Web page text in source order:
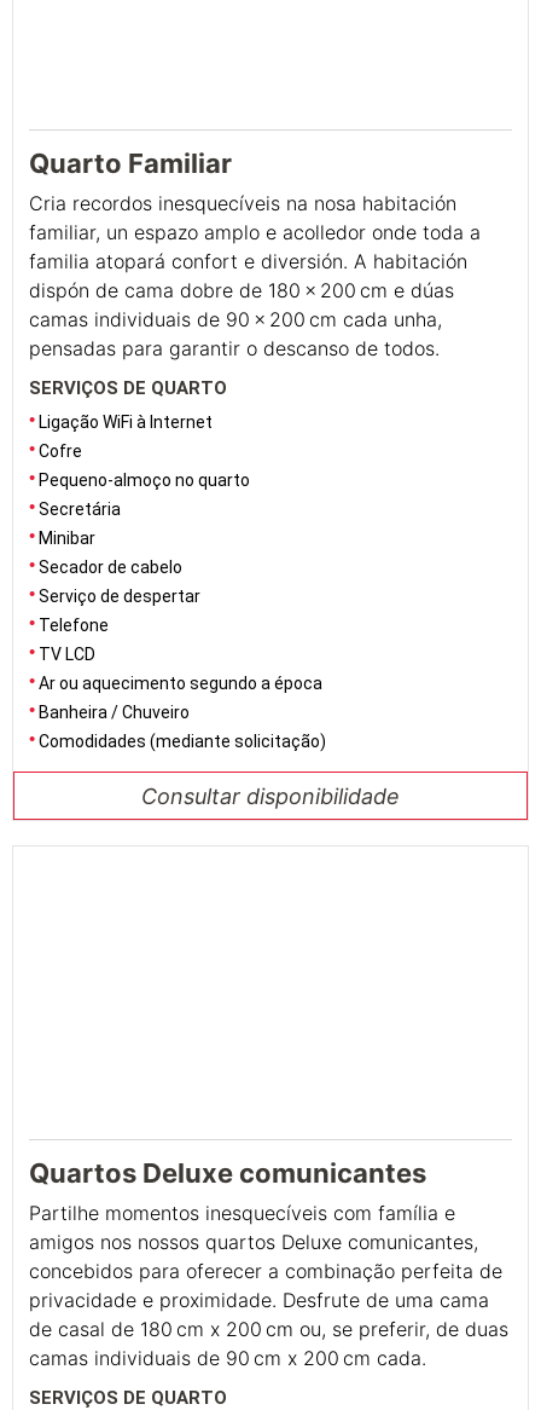
Quarto Familiar
Cria recordos inesquecíveis na nosa habitación
familiar, un espazo amplo e acolledor onde toda a
familia atopará confort e diversión. A habitación
dispón de cama dobre de 180 x 200 cm e dúas
camas individuais de 90 x 200 cm cada unha,
pensadas para garantir o descanso de todos.
SERVIÇOS DE QUARTO
Ligação WiFi à Internet
Cofre
Pequeno-almoço no quarto
Secretária
Minibar
Secador de cabelo
Serviço de despertar
Telefone
TV LCD
Ar ou aquecimento segundo a época
Banheira / Chuveiro
Comodidades (mediante solicitação)
Consultar disponibilidade
Quartos Deluxe comunicantes
Partilhe momentos inesquecíveis com família e
amigos nos nossos quartos Deluxe comunicantes,
concebidos para oferecer a combinação perfeita de
privacidade e proximidade. Desfrute de uma cama
de casal de 180 cm x 200 cm ou, se preferir, de duas
camas individuais de 90 cm x 200 cm cada.
SERVIÇOS DE QUARTO